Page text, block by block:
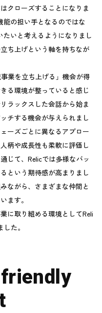
クローズすることになりま
能の担い手となるのではな
たいと考えるようになりまし
ち上げという軸を持ちなが
業を立ち上げる」機会が得
る環境が整っていると感じ
ラックスした会話から始ま
チする機会が与えられまし
ーズごとに異なるアプロー
柄や成長性も柔軟に評価し
じて、Relicでは多様なバッ
という期待感が高まりまし
ながら、さまざまな仲間と
ます。
に取り組める環境としてReli
た。